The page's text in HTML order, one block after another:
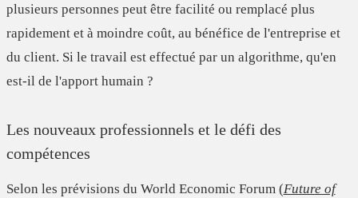
plusieurs personnes peut être facilité ou remplacé plus
rapidement et à moindre coût, au bénéfice de l'entreprise et
du client. Si le travail est effectué par un algorithme, qu'en
est-il de l'apport humain ?
Les nouveaux professionnels et le défi des
compétences
Selon les prévisions du World Economic Forum (Future of